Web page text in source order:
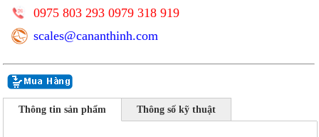
0975 803 293 0979 318 919
scales@cananthinh.com
Thông tin sản phẩm Thông số kỹ thuật